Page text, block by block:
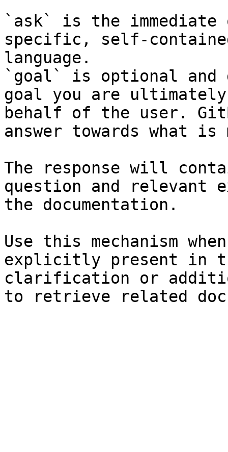
`ask` is the
specific, self-
language.
`goal` is optional and
goal you are
behalf of the user.
answer towards what
The response will
question and relevant
the documentation.
Use this mechanism
explicitly present in
clarification or